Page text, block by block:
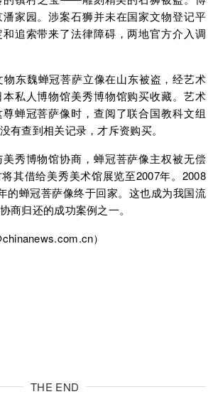
家园。涉案石狮并未在国家文物登记平
追索带来了法律障碍，两地官方介入调
物东魏蝉冠菩萨立像在山东被盗，经艺术
私人博物馆美秀博物馆购买收藏。艺术
蝉冠菩萨像时，查阅了联合国教科文组
有查到相关记录，才斥资购买。
秀博物馆协商，蝉冠菩萨像主权被无偿
其借给美秀美术馆展览至2007年。2008
的蝉冠菩萨像终于回家。这也成为我国流
商归还的成功案例之一。
）
THE END